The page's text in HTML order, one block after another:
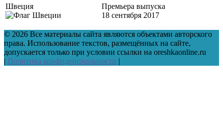
Швеция
Премьера выпуска
18 сентября 2017
© 2026 Все материалы сайта являются объектами авторского
права. Использование текстов, размещённых на сайте,
допускается только при условии ссылки на oreshkaonline.ru
| Политика конфиденциальности |